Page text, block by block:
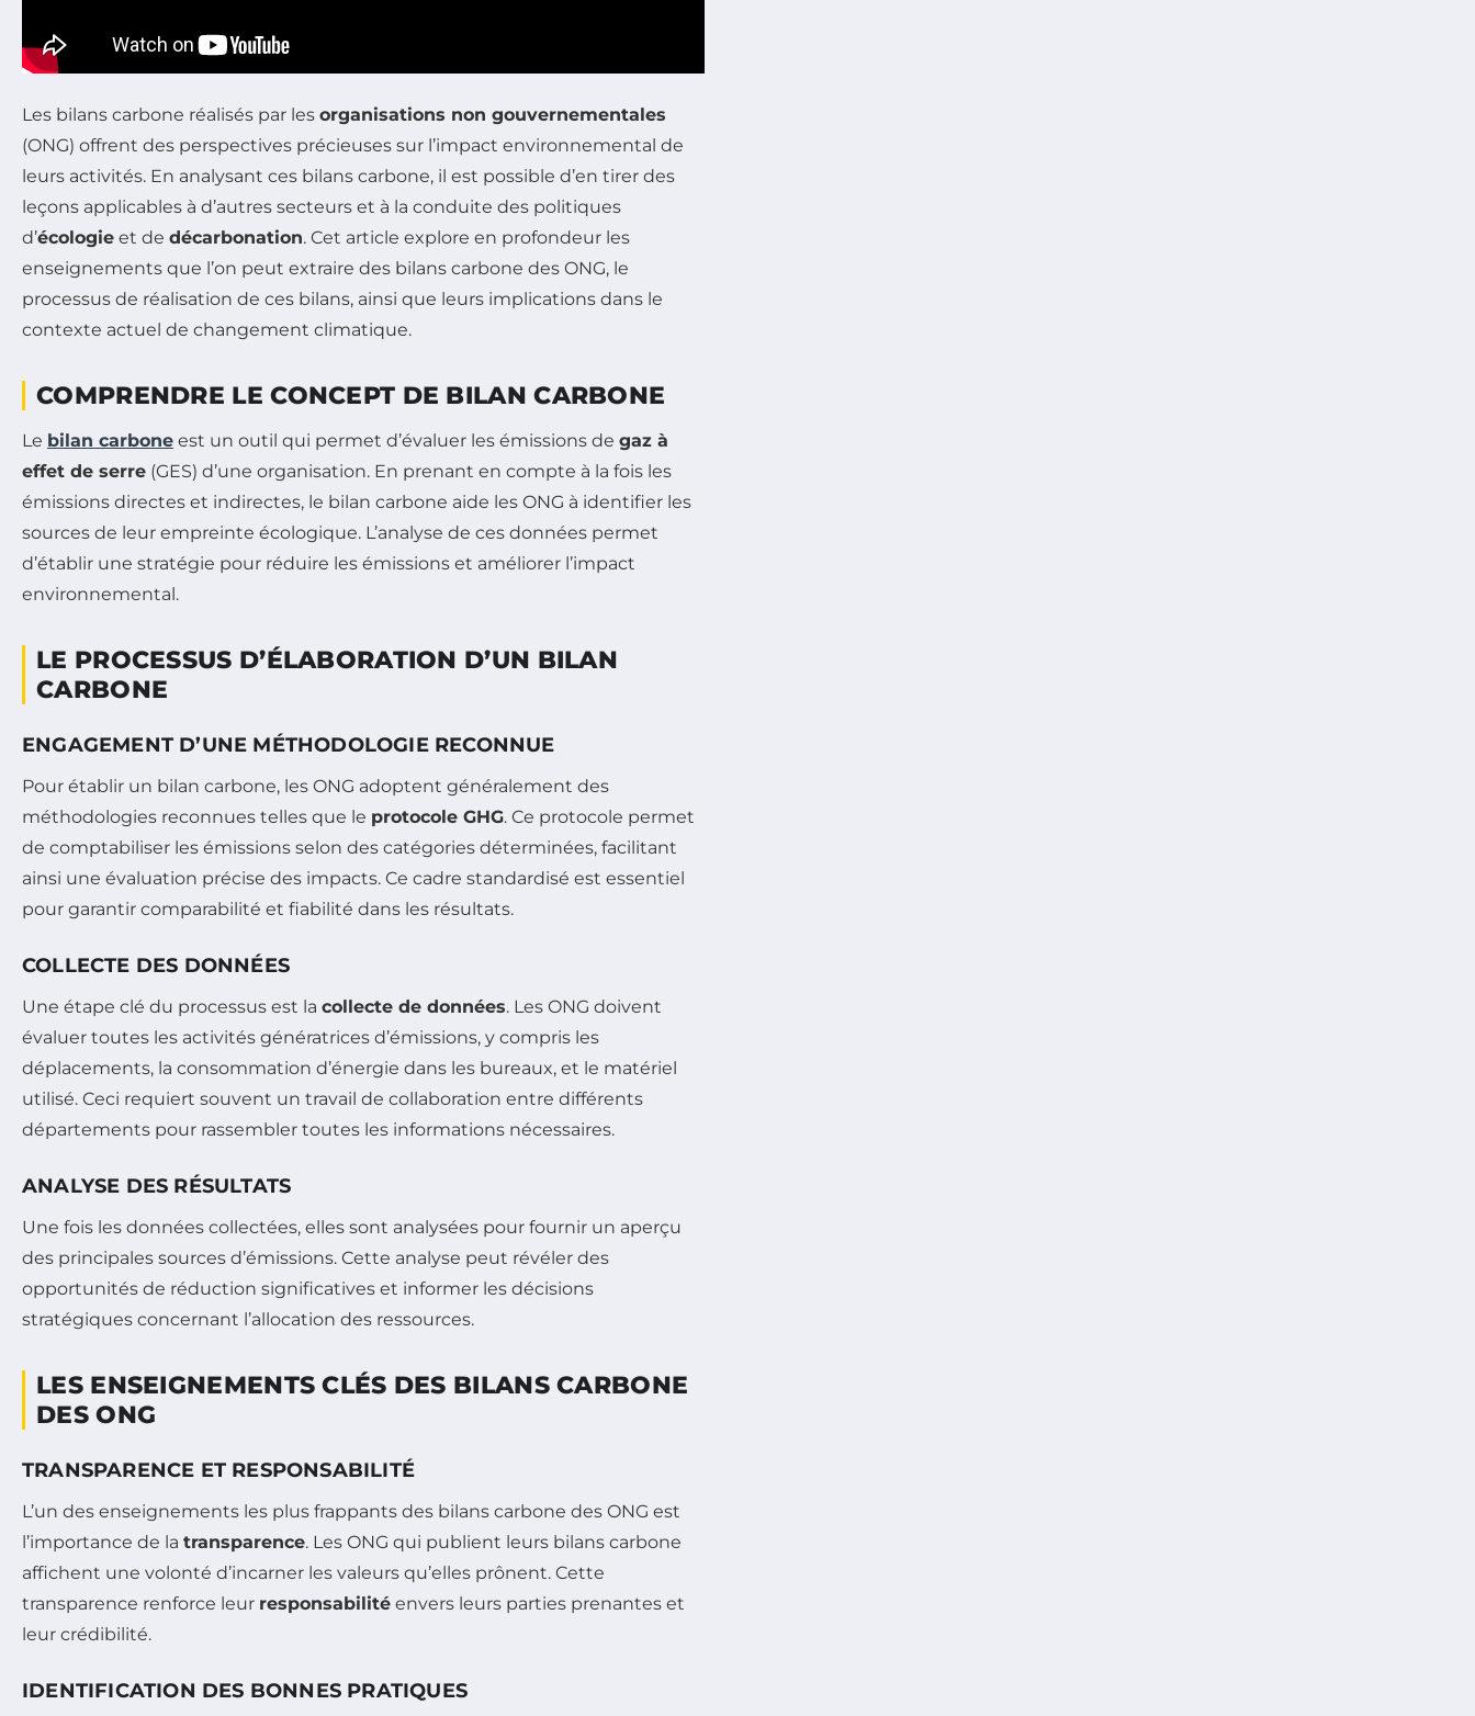
Les bilans carbone réalisés par les organisations non gouvernementales
(ONG) offrent des perspectives précieuses sur l’impact environnemental de
leurs activités. En analysant ces bilans carbone, il est possible d’en tirer des
leçons applicables à d’autres secteurs et à la conduite des politiques
d’écologie et de décarbonation. Cet article explore en profondeur les
enseignements que l’on peut extraire des bilans carbone des ONG, le
processus de réalisation de ces bilans, ainsi que leurs implications dans le
contexte actuel de changement climatique.
COMPRENDRE LE CONCEPT DE BILAN CARBONE
Le bilan carbone est un outil qui permet d’évaluer les émissions de gaz à
effet de serre (GES) d’une organisation. En prenant en compte à la fois les
émissions directes et indirectes, le bilan carbone aide les ONG à identifier les
sources de leur empreinte écologique. L’analyse de ces données permet
d’établir une stratégie pour réduire les émissions et améliorer l’impact
environnemental.
LE PROCESSUS D’ÉLABORATION D’UN BILAN
CARBONE
ENGAGEMENT D’UNE MÉTHODOLOGIE RECONNUE
Pour établir un bilan carbone, les ONG adoptent généralement des
méthodologies reconnues telles que le protocole GHG. Ce protocole permet
de comptabiliser les émissions selon des catégories déterminées, facilitant
ainsi une évaluation précise des impacts. Ce cadre standardisé est essentiel
pour garantir comparabilité et fiabilité dans les résultats.
COLLECTE DES DONNÉES
Une étape clé du processus est la collecte de données. Les ONG doivent
évaluer toutes les activités génératrices d’émissions, y compris les
déplacements, la consommation d’énergie dans les bureaux, et le matériel
utilisé. Ceci requiert souvent un travail de collaboration entre différents
départements pour rassembler toutes les informations nécessaires.
ANALYSE DES RÉSULTATS
Une fois les données collectées, elles sont analysées pour fournir un aperçu
des principales sources d’émissions. Cette analyse peut révéler des
opportunités de réduction significatives et informer les décisions
stratégiques concernant l’allocation des ressources.
LES ENSEIGNEMENTS CLÉS DES BILANS CARBONE
DES ONG
TRANSPARENCE ET RESPONSABILITÉ
L’un des enseignements les plus frappants des bilans carbone des ONG est
l’importance de la transparence. Les ONG qui publient leurs bilans carbone
affichent une volonté d’incarner les valeurs qu’elles prônent. Cette
transparence renforce leur responsabilité envers leurs parties prenantes et
leur crédibilité.
IDENTIFICATION DES BONNES PRATIQUES